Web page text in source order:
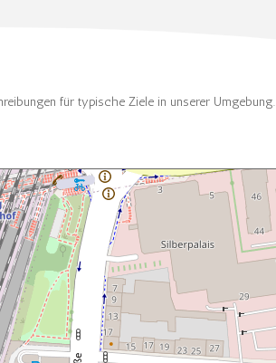
für typische Ziele in unserer Umgebung.